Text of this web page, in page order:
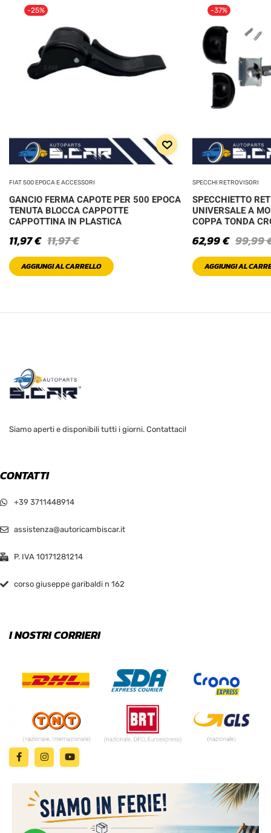
-25%
FIAT 500 EPOCA E ACCESSORI
GANCIO FERMA CAPOTE PER 500 EPOCA
TENUTA BLOCCA CAPPOTTE
CAPPOTTINA IN PLASTICA
11,97€
11,97€
AGGIUNGI AL CARRELLO
-37%
SPECCHI RETROVISORI
SPECCHIETTO
UNIVERSALE A
COPPA TONDA
99,99
62,99€
AGGIUNGI AL
Siamo aperti e disponibili tutti i giorni. Contattaci!
CONTATTI
+39 3711448914
assistenza@autoricambiscar.it
P. IVA 10171281214
corso giuseppe garibaldi n 162
I NOSTRI CORRIERI